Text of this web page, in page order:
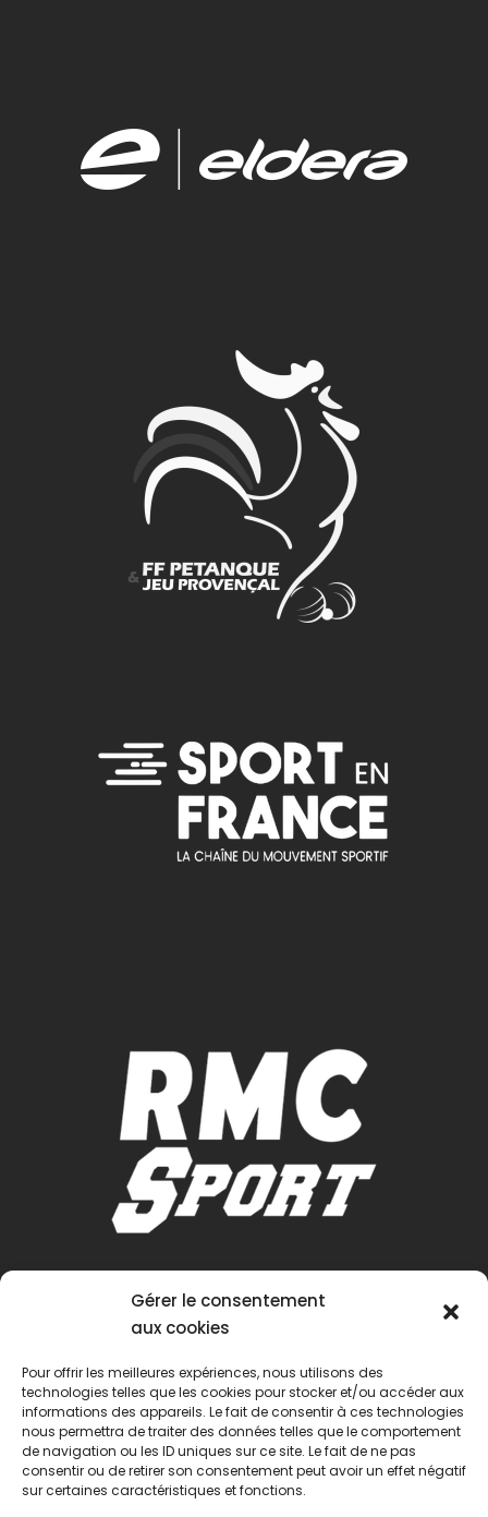
Gérer le consentement
aux cookies
Pour offrir les meilleures expériences, nous utilisons des
technologies telles que les cookies pour stocker et/ou accéder aux
informations des appareils. Le fait de consentir à ces technologies
nous permettra de traiter des données telles que le comportement
de navigation ou les ID uniques sur ce site. Le fait de ne pas
consentir ou de retirer son consentement peut avoir un effet négatif
sur certaines caractéristiques et fonctions.